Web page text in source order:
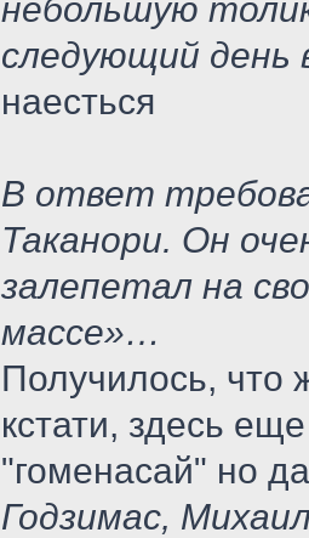
небольшую
следующий день
наесться
В ответ
Таканори. Он
залепетал на
массе»…
Получилось, что
кстати, здесь
"гоменасай" но
Годзимас,